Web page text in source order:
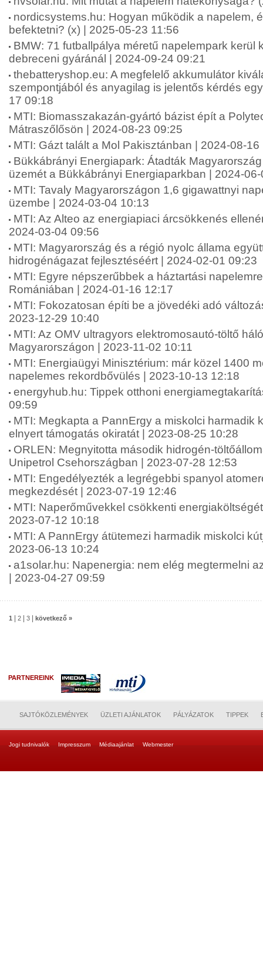
nordicsystems.hu: Hogyan működik a napelem,
befektetni? (x) | 2025-05-23 11:56
BMW: 71 futballpálya méretű napelempark kerül
debreceni gyáránál | 2024-09-24 09:21
thebatteryshop.eu: A megfelelő akkumulátor
szempontjából és anyagilag is jelentős kérdés
17 09:18
MTI: Biomasszakazán-gyártó bázist épít a
Mátraszőlősön | 2024-08-23 09:25
MTI: Gázt talált a Mol Pakisztánban | 2024-08-16
Bükkábrányi Energiapark: Átadták
üzemét a Bükkábrányi Energiaparkban | 2024-
MTI: Tavaly Magyarországon 1,6 gigawattnyi
üzembe | 2024-03-04 10:13
MTI: Az Alteo az energiapiaci árcsökkenés
2024-03-04 09:56
MTI: Magyarország és a régió nyolc állama
hidrogénágazat fejlesztéséért | 2024-02-01 09:23
MTI: Egyre népszerűbbek a háztartási
Romániában | 2024-01-16 12:17
MTI: Fokozatosan építi be a jövedéki adó
2023-12-29 10:40
MTI: Az OMV ultragyors elektromosautó-töltő
Magyarországon | 2023-11-02 10:11
MTI: Energiaügyi Minisztérium: már közel 1400
napelemes rekordbővülés | 2023-10-13 12:18
energyhub.hu: Tippek otthoni
09:59
MTI: Megkapta a PannErgy a miskolci harmadik
elnyert támogatás okiratát | 2023-08-25 10:28
ORLEN: Megnyitotta második hidrogén-
Unipetrol Csehországban | 2023-07-28 12:53
MTI: Engedélyezték a legrégebbi spanyol
megkezdését | 2023-07-19 12:46
MTI: Naperőművekkel csökkenti
2023-07-12 10:18
MTI: A PannErgy átütemezi harmadik miskolci
2023-06-13 10:24
a1solar.hu: Napenergia: nem elég megtermelni
| 2023-04-27 09:59
1 2 3 következő »
PARTNEREINK
SAJTÓKÖZLEMÉNYEK ÜZLETI AJÁNLATOK PÁLYÁZATOK TIPPEK
Jogi tudnivalók Impresszum Médiaajánlat Webmester